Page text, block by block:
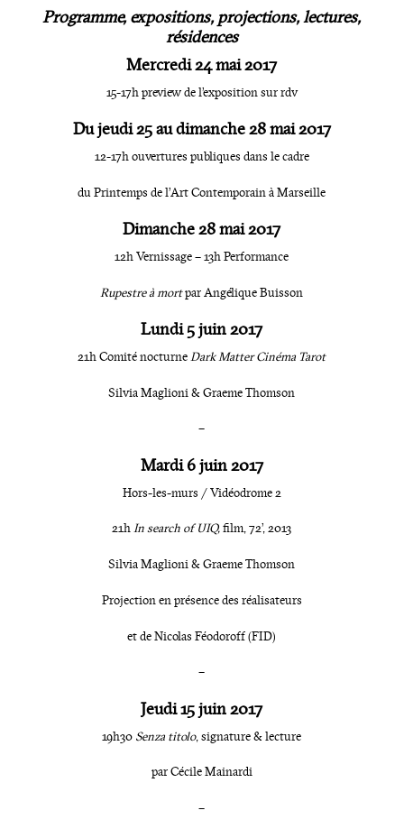
Programme, expositions, projections, lectures,
résidences
Mercredi 24 mai 2017
15-17h preview de l’exposition sur rdv
Du jeudi 25 au dimanche 28 mai 2017
12-17h ouvertures publiques dans le cadre
du Printemps de l’Art Contemporain à Marseille
Dimanche 28 mai 2017
12h Vernissage – 13h Performance
Rupestre à mortpar Angélique Buisson
Lundi 5 juin 2017
21h Comité nocturneDark Matter Cinéma Tarot
Silvia Maglioni & Graeme Thomson
–
Mardi 6 juin 2017
Hors-les-murs / Vidéodrome 2
21hIn search of UIQ,film, 72’, 2013
Silvia Maglioni & Graeme Thomson
Projection en présence des réalisateurs
et de Nicolas Féodoroff (FID)
–
Jeudi 15 juin 2017
19h30 Senza titolo, signature & lecture
par Cécile Mainardi
–